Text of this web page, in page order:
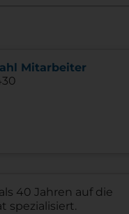
Mitarbeiter
40 Jahren auf die
spezialisiert.